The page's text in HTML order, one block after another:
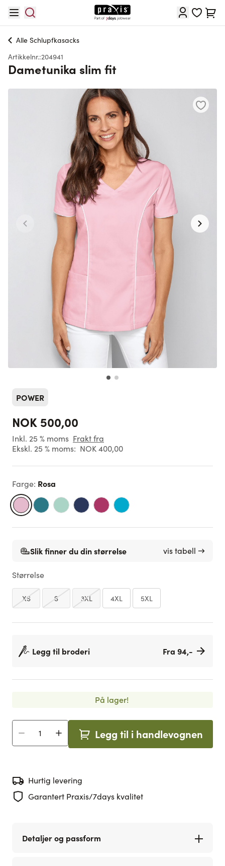
Cart
Alle Schlupfkasacks
Artikkelnr.:204941
Dametunika slim fit
POWER
NOK 500,00
Inkl. 25 % moms Frakt fra
Ekskl. 25 % moms: NOK 400,00
Farge: Rosa
Slik finner du din størrelse vis tabell →
Størrelse
XS S 3XL 4XL 5XL
Legg til broderi Fra 94,-
På lager!
Antall Legg til i handlevognen
Hurtig levering
Garantert Praxis/7days kvalitet
Detaljer og passform